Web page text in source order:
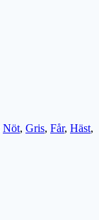
Nöt, Gris, Får, Häst,